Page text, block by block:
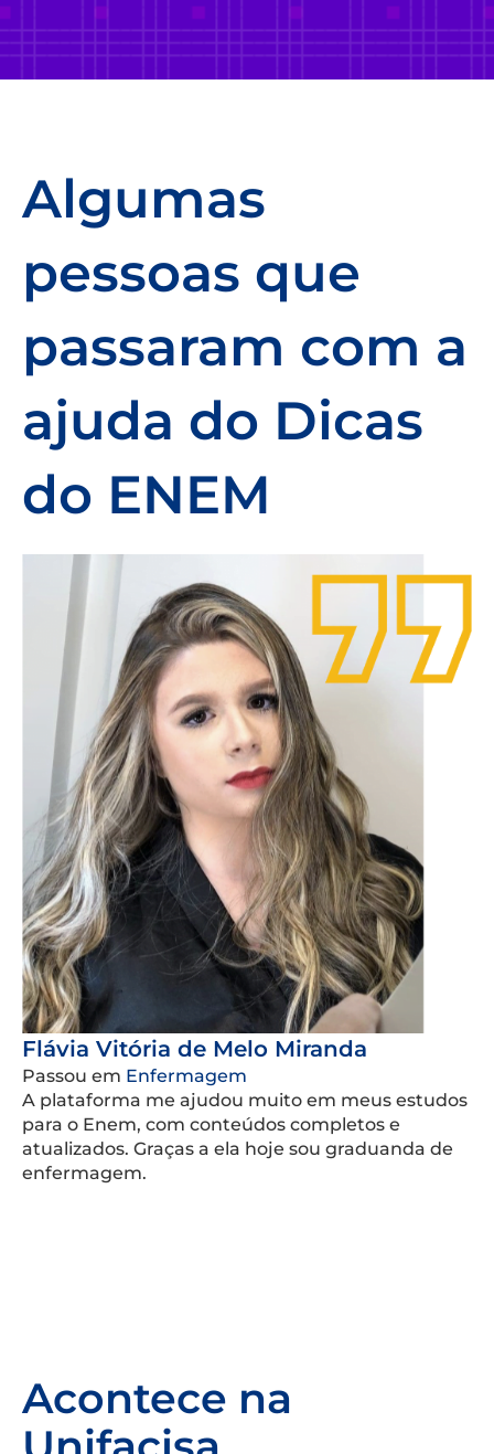
Algumas
pessoas que
passaram com a
ajuda do Dicas
do ENEM
Flávia Vitória de Melo Miranda
Passou em Enfermagem
A plataforma me ajudou muito em meus estudos
para o Enem, com conteúdos completos e
atualizados. Graças a ela hoje sou graduanda de
enfermagem.
Acontece na